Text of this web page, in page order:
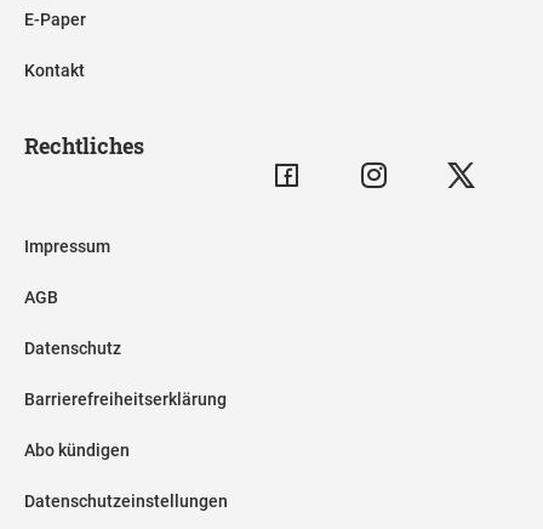
E-Paper
Kontakt
Rechtliches
Impressum
AGB
Datenschutz
Barrierefreiheitserklärung
Abo kündigen
Datenschutzeinstellungen